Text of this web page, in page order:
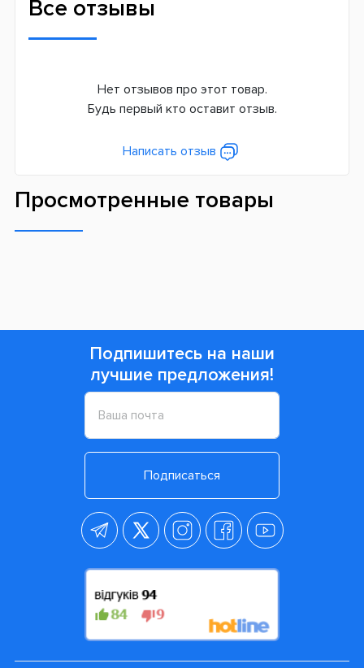
Все отзывы
Нет отзывов про этот товар.
Будь первый кто оставит отзыв.
Написать отзыв
Просмотренные товары
Подпишитесь на наши
лучшие предложения!
Подписаться